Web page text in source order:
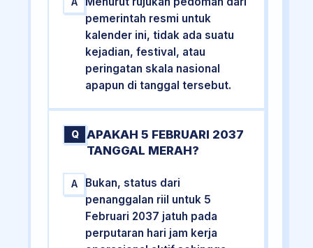
A
pemerintah resmi untuk
kalender ini, tidak ada suatu
kejadian, festival, atau
peringatan skala nasional
apapun di tanggal tersebut.
Q
APAKAH 5 FEBRUARI 2037
TANGGAL MERAH?
A
Bukan, status dari
penanggalan riil untuk 5
Februari 2037 jatuh pada
perputaran hari jam kerja